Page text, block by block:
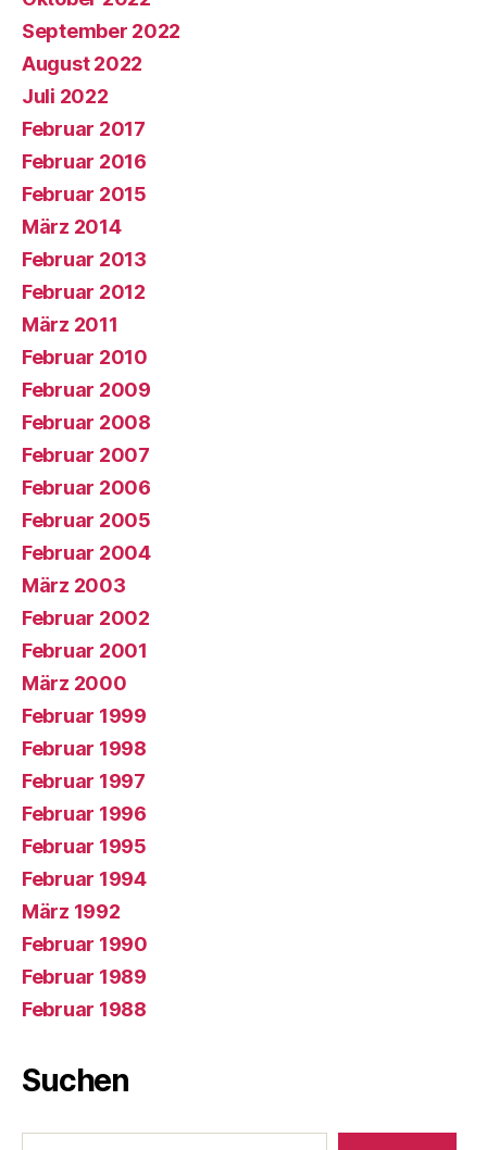
September 2022
August 2022
Juli 2022
Februar 2017
Februar 2016
Februar 2015
März 2014
Februar 2013
Februar 2012
März 2011
Februar 2010
Februar 2009
Februar 2008
Februar 2007
Februar 2006
Februar 2005
Februar 2004
März 2003
Februar 2002
Februar 2001
März 2000
Februar 1999
Februar 1998
Februar 1997
Februar 1996
Februar 1995
Februar 1994
März 1992
Februar 1990
Februar 1989
Februar 1988
Suchen